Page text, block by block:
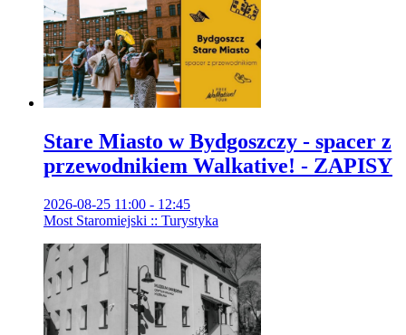
Stare Miasto w Bydgoszczy - spacer z
przewodnikiem Walkative! - ZAPISY
2026-08-25 11:00 - 12:45
Most Staromiejski :: Turystyka